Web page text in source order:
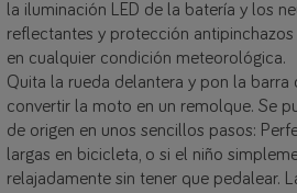
la iluminación LED de la batería y los
reflectantes y protección
en cualquier condición meteorológica.
Quita la rueda delantera y pon la barra
convertir la moto en un remolque. Se
de origen en unos sencillos pasos:
largas en bicicleta, o si el niño
relajadamente sin tener que pedalear.